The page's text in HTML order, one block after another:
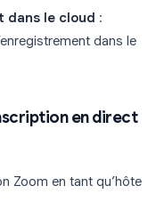
dans le cloud :
dans le
en direct
Zoom en tant qu’hôte